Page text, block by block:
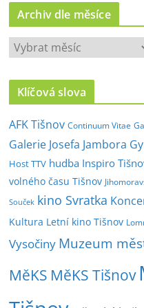
Archiv dle měsíce
A
c
v
d
l
e
m
ě
c
Klíčová slova
AFK Tišnov Continuum Vitae
Galerie Josefa Jambora
Host TTV hudba Inspiro
volného času Tišnov
Souček kino Svratka
Kultura Letní kino Tišnov
Vysočiny Muzeum
MěKS MěKS Tišnov